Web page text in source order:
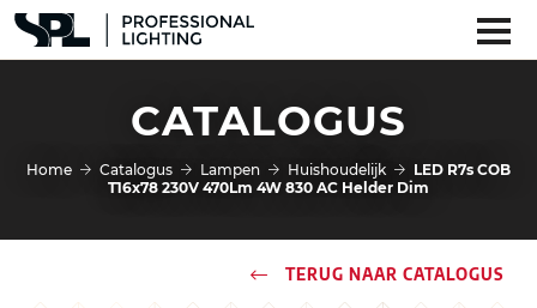
CATALOGUS
Home Catalogus Lampen Huishoudelijk
LED R7s COB
T16x78 230V 470Lm 4W 830 AC Helder Dim
TERUG NAAR CATALOGUS